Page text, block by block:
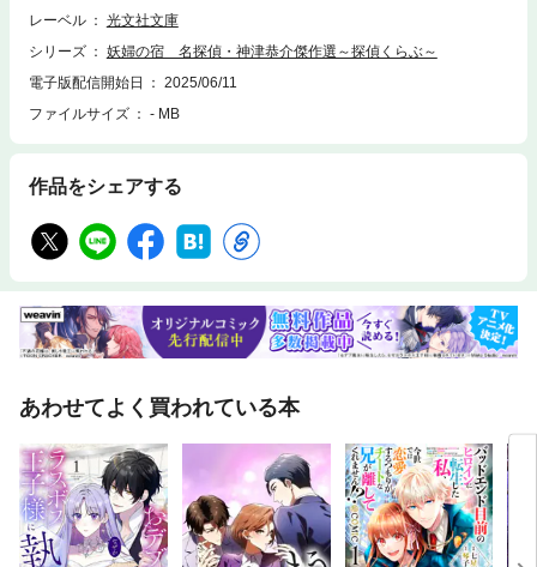
レーベル
光文社文庫
シリーズ
妖婦の宿 名探偵・神津恭介傑作選～探偵くらぶ～
電子版配信開始日
2025/06/11
ファイルサイズ
- MB
作品をシェアする
あわせてよく買われている本